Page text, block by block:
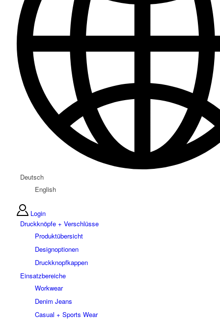
Deutsch
English
Login
Druckknöpfe + Verschlüsse
Produktübersicht
Designoptionen
Druckknopfkappen
Einsatzbereiche
Workwear
Denim Jeans
Casual + Sports Wear